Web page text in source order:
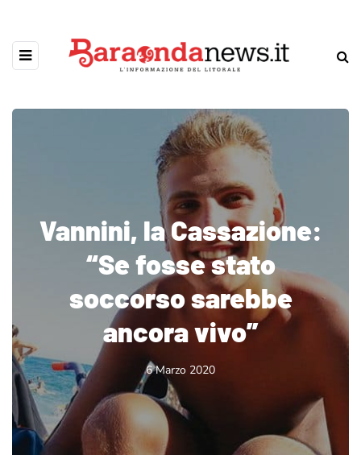
Vannini, la Cassazione:
“Se fosse stato
soccorso sarebbe
ancora vivo”
6 Marzo 2020